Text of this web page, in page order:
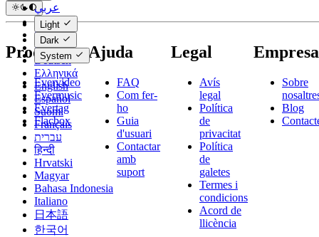
عربي
Català
Čeština
Dansk
Deutsch
Ελληνικά
English
Español
Suomi
Français
עברית
हिन्दी
Hrvatski
Magyar
Bahasa Indonesia
Italiano
日本語
한국어
Light
Dark
System
Productes
Evervideo
Evermusic
Evertag
Flacbox
Ajuda
FAQ
Com fer-
ho
Guia
d'usuari
Contactar
amb
suport
Legal
Avís
legal
Política
de
privacitat
Política
de
galetes
Termes i
condicions
Acord de
llicència
Empresa
Sobre
Blog